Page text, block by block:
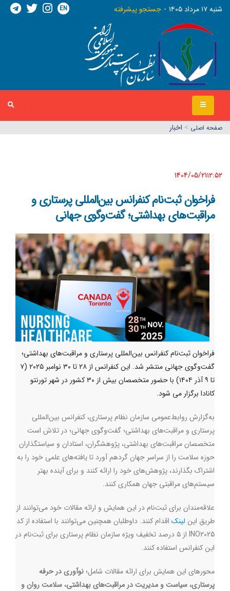
شنبه ١٧ مرداد ١٤٠٥ جستجو پیشرفته EN
صفحه اصلي > اخبار
1404/05/21١٢:٥٢
فراخوان ثبت‌نام کنفرانس بین‌المللی پرستاری و
مراقبت‌های بهداشتی؛ گفت‌وگوی جهانی
فراخوان ثبت‌نام کنفرانس بین‌المللی پرستاری و مراقبت‌های بهداشتی؛
گفت‌وگوی جهانی منتشر شد. این کنفرانس از ۲۸ تا ۳۰ نوامبر ۲۰۲۵ (۷
تا ۹ آذر ۱۴۰۴) با حضور متخصصان بیش از ۳۰ کشور در شهر تورنتو
کانادا برگزار می شود.
به‌گزارش روابط‌عمومی سازمان نظام پرستاری، کنفرانس بین‌المللی
پرستاری و مراقبت‌های بهداشتی؛ گفت‌وگوی جهانی؛ در تلاش است
متخصصان مراقبت‌های بهداشتی، پژوهشگران، استادان و سیاستگذاران
حوزه سلامت را از سراسر جهان گردهم ‌آورد تا یافته‌های علمی خود را به
اشتراک بگذارند، پژوهش‌های خود را ارائه کنند و برای آینده بهتر
سیستم‌های مراقبتی جهان همکاری کنند.
علاقه‌مندان برای ثبت‌نام در این همایش و ارائه مقالات خود می‌توانند از
طریق این لینک اقدام کنند. داوطلبان همچنین می‌توانند با استفاده از کد
INO2025
از ۵ درصد تخفیف ویژه سازمان نظام پرستاری برای ثبت‌نام در
این کنفرانس استفاده کنند.
محورهای این همایش برای ارائه مقالات شامل؛ نو‌آوری در حرفه
پرستاری، سیاست و مدیریت در مراقبت‌های بهداشتی، سلامت روان و